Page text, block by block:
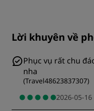
Lời khuyên về
Phục vụ rất chu
nha
(Travel48623837307)
2026-05-16